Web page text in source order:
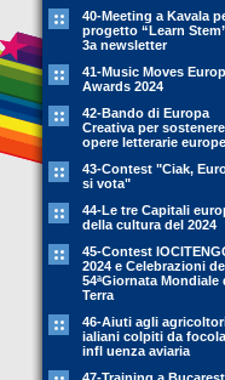
40-Meeting a Kavala
progetto “Learn
3a newsletter
41-Music Moves
Awards 2024
42-Bando di Europa
Creativa per
opere letterarie
43-Contest "Ciak,
si vota"
44-Le tre Capitali
della cultura del 2024
45-Contest
2024 e Celebrazioni
54ªGiornata Mondiale
Terra
46-Aiuti agli
ialiani colpiti da
infl uenza aviaria